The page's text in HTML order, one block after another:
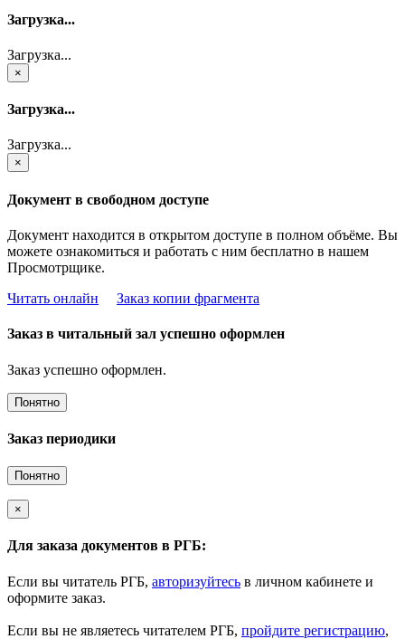
Загрузка...
Загрузка...
×
Загрузка...
Загрузка...
×
Документ в свободном доступе
Документ находится в открытом доступе в полном объёме. Вы
можете ознакомиться и работать с ним бесплатно в нашем
Просмотрщике.
Читать онлайн
Заказ копии фрагмента
Заказ в читальный зал успешно оформлен
Заказ успешно оформлен.
Понятно
Заказ периодики
Понятно
×
Для заказа документов в РГБ:
Если вы читатель РГБ, авторизуйтесь в личном кабинете и
оформите заказ.
Если вы не являетесь читателем РГБ, пройдите регистрацию,